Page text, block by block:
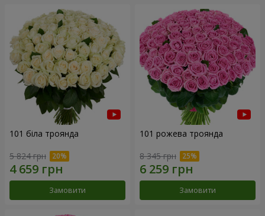
101 біла троянда
5 824 грн
Замовити
101 рожева троянда
8 345 грн
Замовити